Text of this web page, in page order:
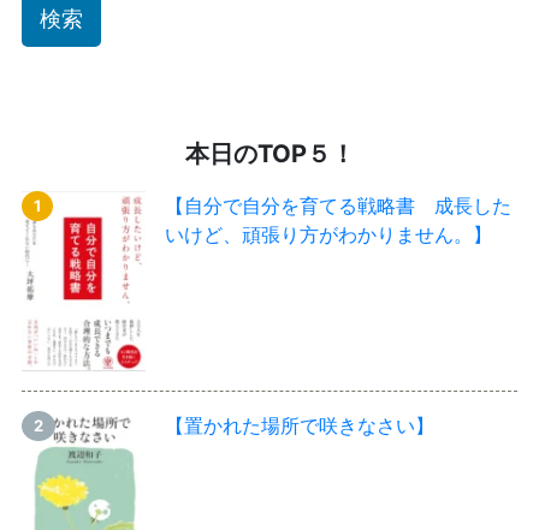
本日のTOP５！
【自分で自分を育てる戦略書 成長した
いけど、頑張り方がわかりません。】
【置かれた場所で咲きなさい】